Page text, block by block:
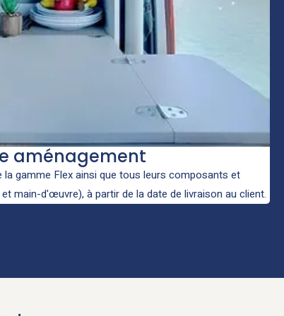
aménagement
la gamme Flex ainsi que tous leurs composants et
main-d'œuvre), à partir de la date de livraison au client.